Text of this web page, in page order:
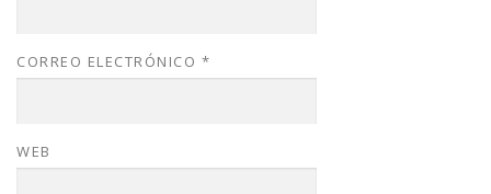
CORREO ELECTRÓNICO *
WEB